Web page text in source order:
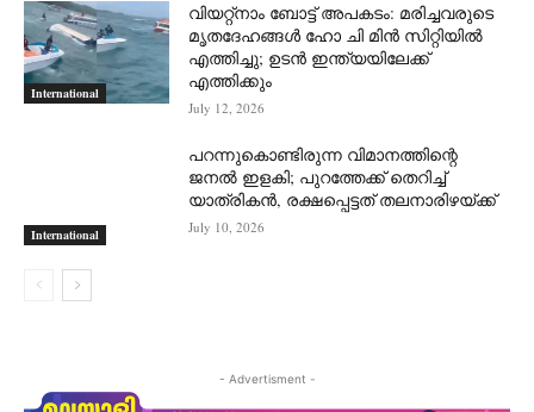
International
വിയറ്റ്നാം ബോട്ട് അപകടം: മരിച്ചവരുടെ
മൃതദേഹങ്ങൾ ഹോ ചി മിൻ സിറ്റിയിൽ
എത്തിച്ചു; ഉടൻ ഇന്ത്യയിലേക്ക്
എത്തിക്കും
July 12, 2026
International
പറന്നുകൊണ്ടിരുന്ന വിമാനത്തിന്റെ
ജനൽ ഇളകി; പുറത്തേക്ക് തെറിച്ച്
യാത്രികൻ, രക്ഷപ്പെട്ടത് തലനാരിഴയ്ക്ക്
July 10, 2026
- Advertisment -